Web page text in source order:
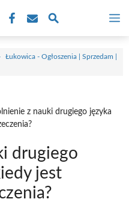
Łukowica - Ogłoszenia | Sprzedam |
z nauki drugiego języka
drugiego
jest